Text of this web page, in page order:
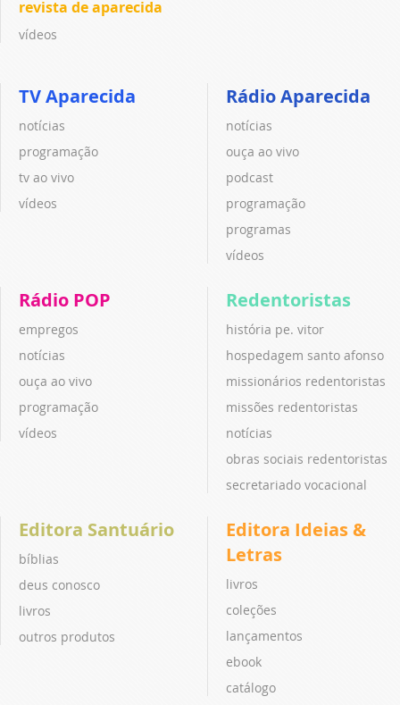
revista de aparecida
vídeos
TV Aparecida
notícias
programação
tv ao vivo
vídeos
Rádio Aparecida
notícias
ouça ao vivo
podcast
programação
programas
vídeos
Rádio POP
empregos
notícias
ouça ao vivo
programação
vídeos
Redentoristas
história pe. vitor
hospedagem santo afonso
missionários redentoristas
missões redentoristas
notícias
obras sociais redentoristas
secretariado vocacional
Editora Santuário
bíblias
deus conosco
livros
outros produtos
Editora Ideias &
Letras
livros
coleções
lançamentos
ebook
catálogo